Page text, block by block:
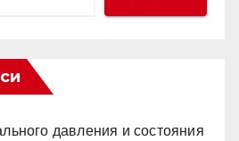
давления и состояния